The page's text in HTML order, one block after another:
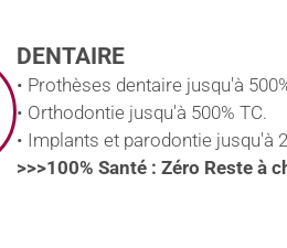
DENTAIRE
• Prothèses dentaire jusqu'à
• Orthodontie jusqu'à 500% TC.
• Implants et parodontie jusqu'à
>>>100% Santé : Zéro Reste à